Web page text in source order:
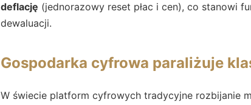
deflację (jednorazowy reset płac i cen), co stanowi
dewaluacji.
Gospodarka cyfrowa paraliżuje
W świecie platform cyfrowych tradycyjne rozbijanie